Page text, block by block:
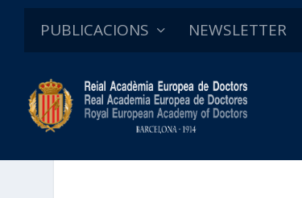
PUBLICACIONS NEWSLETTER